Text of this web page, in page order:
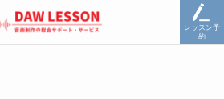
レッスン予
約